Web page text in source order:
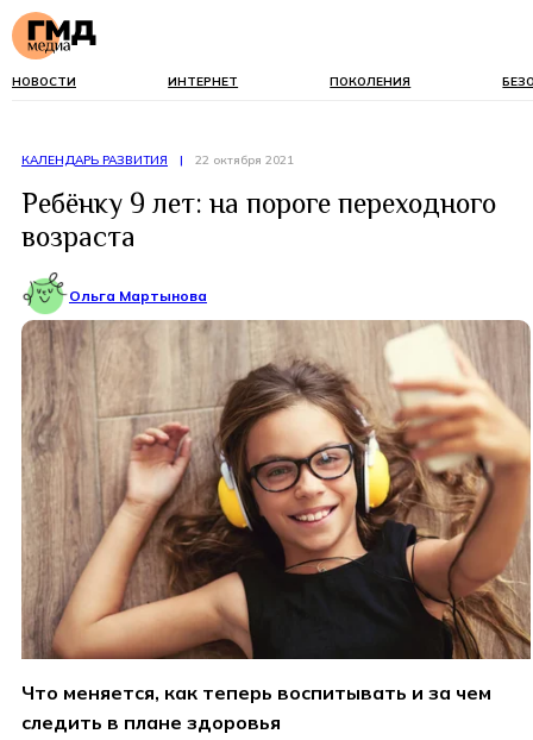
НОВОСТИ ИНТЕРНЕТ ПОКОЛЕНИЯ
КАЛЕНДАРЬ РАЗВИТИЯ | 22 октября 2021
Ребёнку 9 лет: на пороге переходного
возраста
Ольга Мартынова
Что меняется, как теперь воспитывать и за чем
следить в плане здоровья